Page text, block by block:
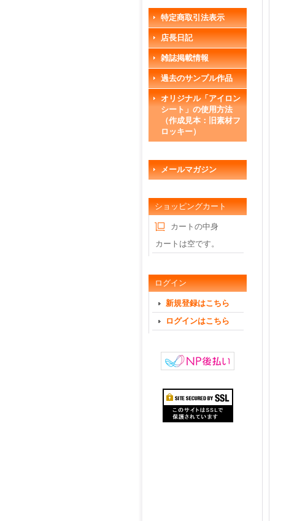
特定商取引法表示
店長日記
雑誌掲載情報
過去のサンプル作品
オリジナル「アイロン
シート」の使用方法
（作成見本：旧素材フ
ロッキー）
メールマガジン
ショッピングカート
カートの中身
カートは空です。
ログイン
新規登録はこちら
ログインはこちら